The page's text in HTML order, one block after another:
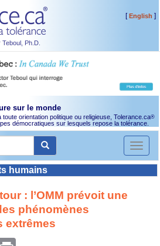
Ph.D.
[English ]
sur le monde
orientation politique ou religieuse, Tolerance.ca®
démocratiques sur lesquels repose la tolérance.
Toggle
humains
: l’OMM prévoit une
phénomènes
extrêmes